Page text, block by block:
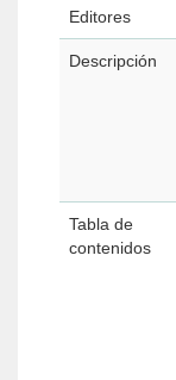
Editores
Descripción
Tabla de
contenidos